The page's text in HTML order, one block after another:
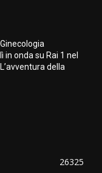
in onda su Rai 1 nel
della
26325